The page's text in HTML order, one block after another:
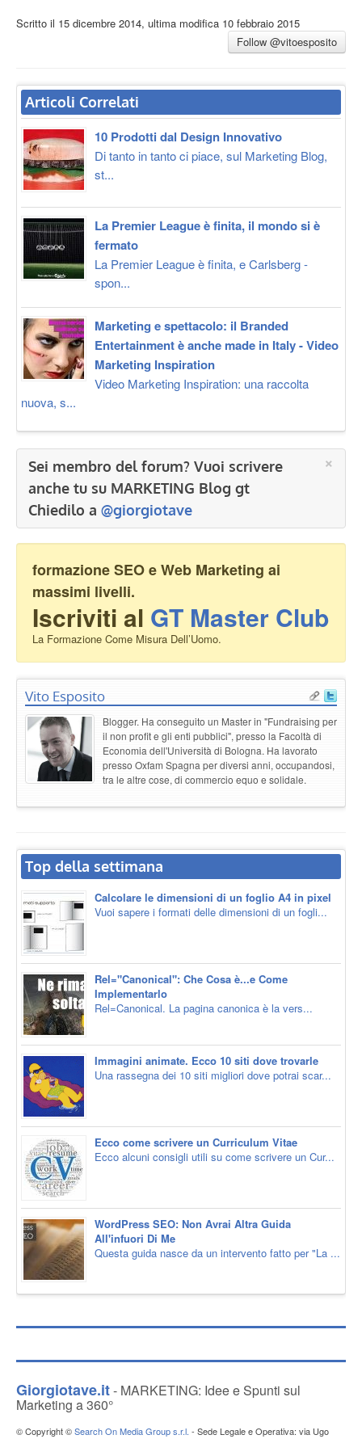
Scritto il 15 dicembre 2014, ultima modifica 10 febbraio 2015
Follow @vitoesposito
Articoli Correlati
10 Prodotti dal Design Innovativo
Di tanto in tanto ci piace, sul Marketing Blog,
st...
La Premier League è finita, il mondo si è
fermato
La Premier League è finita, e Carlsberg -
spon...
Marketing e spettacolo: il Branded
Entertainment è anche made in Italy - Video
Marketing Inspiration
Video Marketing Inspiration: una raccolta
nuova, s...
×
Sei membro del forum? Vuoi scrivere
anche tu su MARKETING Blog gt
Chiedilo a @giorgiotave
formazione SEO e Web Marketing ai
massimi livelli.
Iscriviti al GT Master Club
La Formazione Come Misura Dell’Uomo.
Vito Esposito
Blogger. Ha conseguito un Master in "Fundraising per
il non profit e gli enti pubblici", presso la Facoltà di
Economia dell'Università di Bologna. Ha lavorato
presso Oxfam Spagna per diversi anni, occupandosi,
tra le altre cose, di commercio equo e solidale.
Top della settimana
Calcolare le dimensioni di un foglio A4 in pixel
Vuoi sapere i formati delle dimensioni di un fogli...
Rel="Canonical": Che Cosa è...e Come
Implementarlo
Rel=Canonical. La pagina canonica è la vers...
Immagini animate. Ecco 10 siti dove trovarle
Una rassegna dei 10 siti migliori dove potrai scar...
Ecco come scrivere un Curriculum Vitae
Ecco alcuni consigli utili su come scrivere un Cur...
WordPress SEO: Non Avrai Altra Guida
All'infuori Di Me
Questa guida nasce da un intervento fatto per "La ...
Giorgiotave.it- MARKETING: Idee e Spunti sul
Marketing a 360°
© Copyright ©Search On Media Group s.r.l. - Sede Legale e Operativa: via Ugo